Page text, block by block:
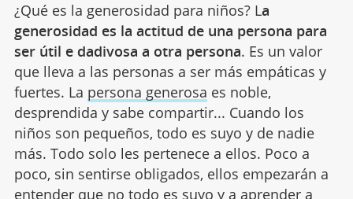
¿Qué es la generosidad para niños? La
generosidad es la actitud de una persona para
ser útil e dadivosa a otra persona. Es un valor
que lleva a las personas a ser más empáticas y
fuertes. La persona generosa es noble,
desprendida y sabe compartir... Cuando los
niños son pequeños, todo es suyo y de nadie
más. Todo solo les pertenece a ellos. Poco a
poco, sin sentirse obligados, ellos empezarán a
entender que no todo es suyo y a aprender a